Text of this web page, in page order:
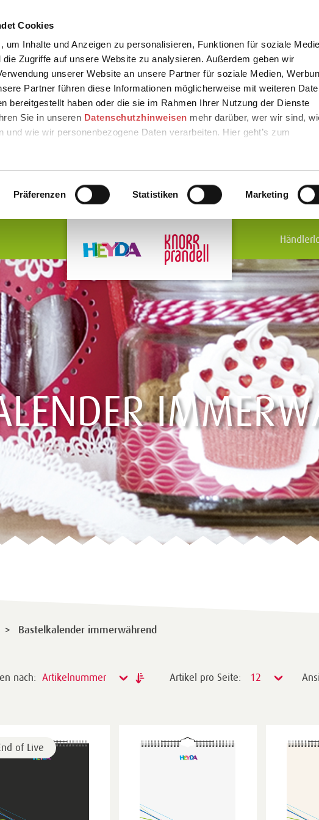
Cookies
um Inhalte und Anzeigen zu personalisieren, Funktionen für soziale
Zugriffe auf unsere Website zu analysieren. Außerdem geben wir
unserer Website an unsere Partner für soziale Medien,
Partner führen diese Informationen möglicherweise mit weiteren
bereitgestellt haben oder die sie im Rahmen Ihrer Nutzung der Dienste
Sie in unseren Datenschutzhinweisen mehr darüber, wer wir sind,
und wie wir personenbezogene Daten verarbeiten. Hier geht’s zum
Präferenzen Statistiken Marketing
> Bastelkalender immerwährend
nach: Artikelnummer Artikel pro Seite: 12
of Live